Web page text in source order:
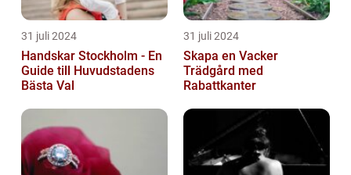
31 juli 2024
Handskar Stockholm - En
Guide till Huvudstadens
Bästa Val
31 juli 2024
Skapa en Vacker
Trädgård med
Rabattkanter